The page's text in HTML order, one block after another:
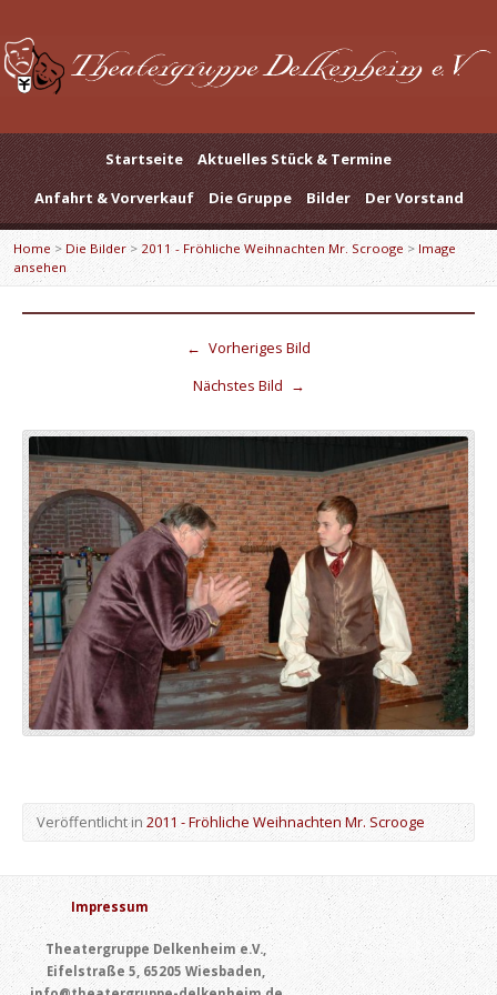
Startseite
Aktuelles Stück & Termine
Anfahrt & Vorverkauf
Die Gruppe Bilder Der Vorstand
Home > Die Bilder> 2011 - Fröhliche Weihnachten Mr. Scrooge > Image
ansehen
← Vorheriges Bild
Nächstes Bild →
Veröffentlicht in2011 - Fröhliche Weihnachten Mr. Scrooge
Impressum
Theatergruppe Delkenheim e.V.,
Eifelstraße 5, 65205 Wiesbaden,